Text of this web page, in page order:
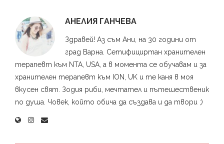
АНЕЛИЯ ГАНЧЕВА
Здравей! Аз съм Ани, на 30 години от
град Варна. Сетифициртан хранителен
терапевт към NTA, USA, а в момента се обучавам и за
хранителен терапевт към ION, UK и те каня в моя
вкусен свят. Зодия риби, мечтател и пътешественик
по душа. Човек, който обича да създава и да твори ;)